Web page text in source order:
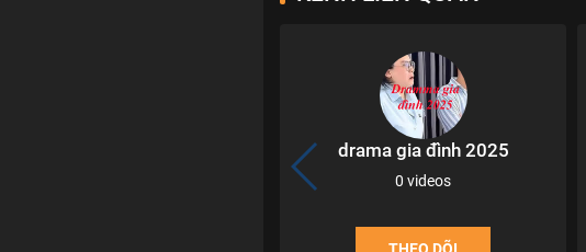
drama gia đình 2025
0 videos